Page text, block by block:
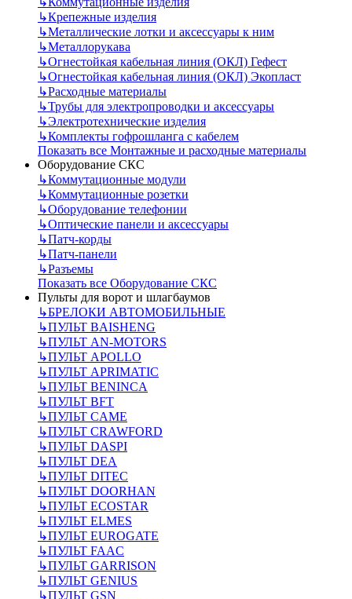
↳Крепежные изделия
↳Металлические лотки и аксессуары к ним
↳Металлорукава
↳Огнестойкая кабельная линия (ОКЛ) Гефест
↳Огнестойкая кабельная линия (ОКЛ) Экопласт
↳Расходные материалы
↳Трубы для электропроводки и аксессуары
↳Электротехнические изделия
↳Комплекты гофрошланга с кабелем
Показать все Монтажные и расходные материалы
Оборудование СКС
↳Коммутационные модули
↳Коммутационные розетки
↳Оборудование телефонии
↳Оптические панели и аксессуары
↳Патч-корды
↳Патч-панели
↳Разъемы
Показать все Оборудование СКС
Пульты для ворот и шлагбаумов
↳БРЕЛОКИ АВТОМОБИЛЬНЫЕ
↳ПУЛЬТ BAISHENG
↳ПУЛЬТ AN-MOTORS
↳ПУЛЬТ APOLLO
↳ПУЛЬТ APRIMATIC
↳ПУЛЬТ BENINCA
↳ПУЛЬТ BFT
↳ПУЛЬТ CAME
↳ПУЛЬТ CRAWFORD
↳ПУЛЬТ DASPI
↳ПУЛЬТ DEA
↳ПУЛЬТ DITEC
↳ПУЛЬТ DOORHAN
↳ПУЛЬТ ECOSTAR
↳ПУЛЬТ ELMES
↳ПУЛЬТ EUROGATE
↳ПУЛЬТ FAAC
↳ПУЛЬТ GARRISON
↳ПУЛЬТ GENIUS
↳ПУЛЬТ GSN